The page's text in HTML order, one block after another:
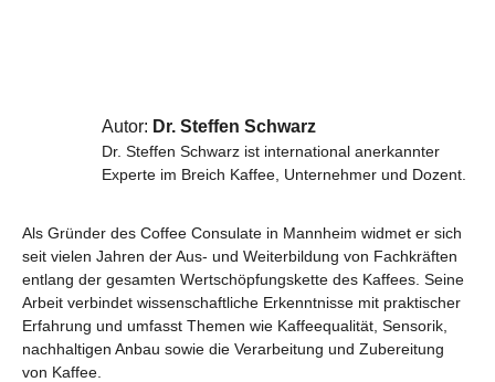
Autor: Dr. Steffen Schwarz
Dr. Steffen Schwarz ist international anerkannter
Experte im Breich Kaffee, Unternehmer und Dozent.
Als Gründer des Coffee Consulate in Mannheim widmet er sich
seit vielen Jahren der Aus- und Weiterbildung von Fachkräften
entlang der gesamten Wertschöpfungskette des Kaffees. Seine
Arbeit verbindet wissenschaftliche Erkenntnisse mit praktischer
Erfahrung und umfasst Themen wie Kaffeequalität, Sensorik,
nachhaltigen Anbau sowie die Verarbeitung und Zubereitung
von Kaffee.